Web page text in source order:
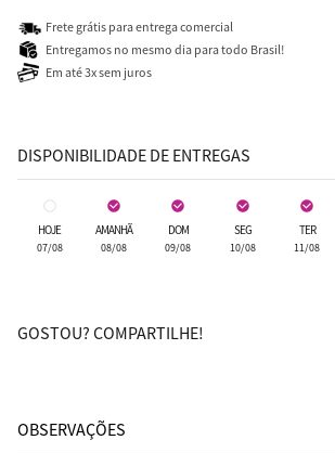
Frete grátis para entrega comercial
Entregamos no mesmo dia para todo Brasil!
Em até 3x sem juros
DISPONIBILIDADE DE ENTREGAS
HOJE
07/08
AMANHÃ
08/08
DOM
09/08
SEG
10/08
TER
11/08
GOSTOU? COMPARTILHE!
OBSERVAÇÕES